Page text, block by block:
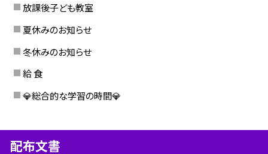
放課後子ども教室
夏休みのお知らせ
冬休みのお知らせ
給 食
💎総合的な学習の時間💎
配布文書